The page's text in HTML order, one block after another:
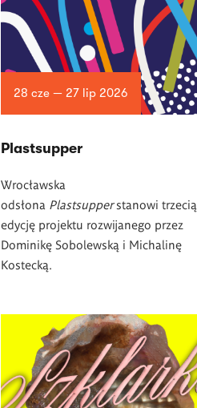
28 cze — 27 lip 2026
Plastsupper
Wrocławska
odsłona Plastsupperstanowi trzecią
edycję projektu rozwijanego przez
Dominikę Sobolewską i Michalinę
Kostecką.